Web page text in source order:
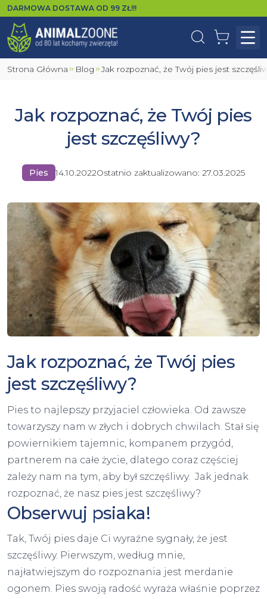
DARMOWA DOSTAWA OD 99 ZŁ!!!
WyszukajKoszyk
Strona Główna Blog Jak rozpoznać, że Twój pies jest
Jak rozpoznać, że Twój pies
jest szczęśliwy?
Pies 14.10.2022Ostatnio zaktualizowano: 27.03.2025
Jak rozpoznać, że Twój pies
jest szczęśliwy?
Pies to najlepszy przyjaciel człowieka. Od zawsze
towarzyszy nam w złych i dobrych chwilach. Stał się
powiernikiem tajemnic, kompanem przygód,
partnerem na całe życie, dlatego coraz częściej
zależy nam na tym, aby był szczęśliwy. Jak jednak
rozpoznać, że nasz pies jest szczęśliwy?
Obserwuj psiaka!
Tak, Twój pies daje Ci wyraźne sygnały, że jest
szczęśliwy. Pierwszym, według mnie,
najłatwiejszym do rozpoznania jest merdanie
ogonem. Pies swoją radość wyraża właśnie poprzez